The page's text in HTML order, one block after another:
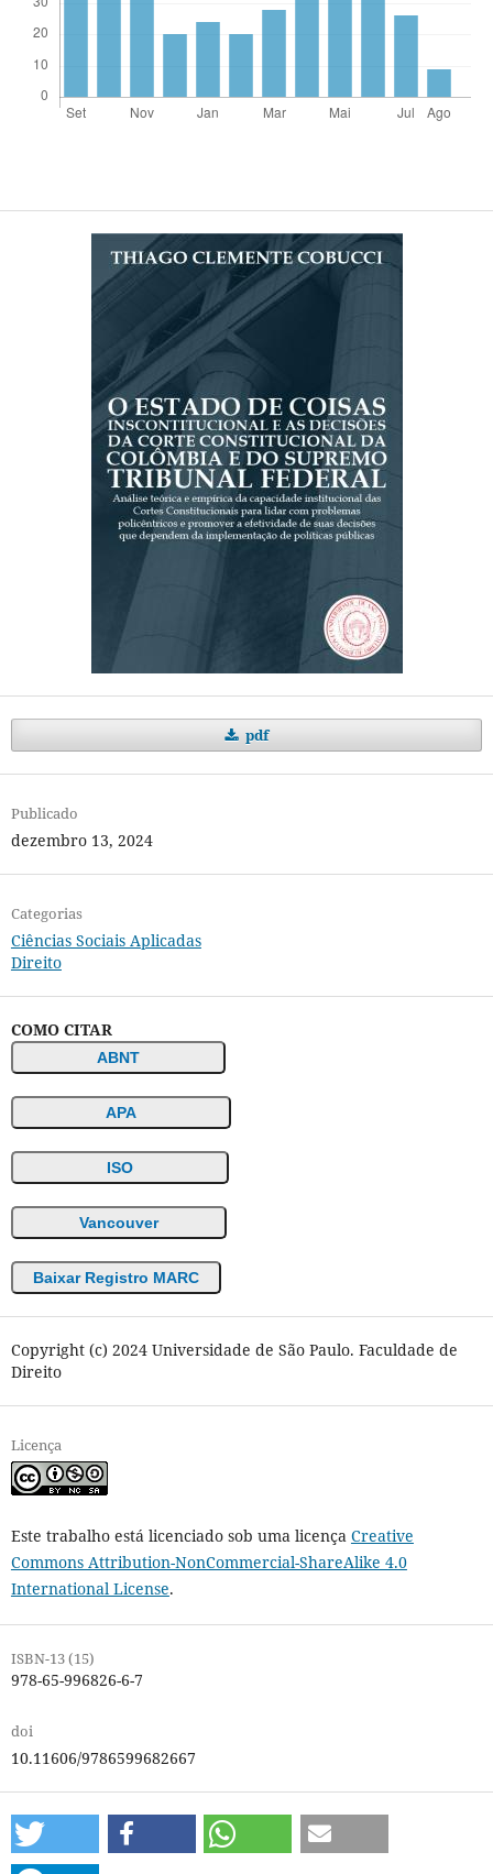
pdf
Publicado
dezembro 13, 2024
Categorias
Ciências Sociais Aplicadas
Direito
COMO CITAR
ABNT
APA
ISO
Vancouver
Baixar Registro MARC
Copyright (c) 2024 Universidade de São Paulo. Faculdade de
Direito
Licença
Este trabalho está licenciado sob uma licença Creative
Commons Attribution-NonCommercial-ShareAlike 4.0
International License.
ISBN-13 (15)
978-65-996826-6-7
doi
10.11606/9786599682667